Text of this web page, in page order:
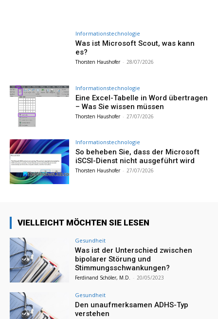
Informationstechnologie
Was ist Microsoft Scout, was kann
es?
Thorsten Haushofer - 28/07/2026
Informationstechnologie
Eine Excel-Tabelle in Word übertragen
– Was Sie wissen müssen
Thorsten Haushofer - 27/07/2026
Informationstechnologie
So beheben Sie, dass der Microsoft
iSCSI-Dienst nicht ausgeführt wird
Thorsten Haushofer - 27/07/2026
VIELLEICHT MÖCHTEN SIE LESEN
Gesundheit
Was ist der Unterschied zwischen
bipolarer Störung und
Stimmungsschwankungen?
Ferdinand Schöler, M.D. - 20/05/2023
Gesundheit
Den unaufmerksamen ADHS-Typ
verstehen